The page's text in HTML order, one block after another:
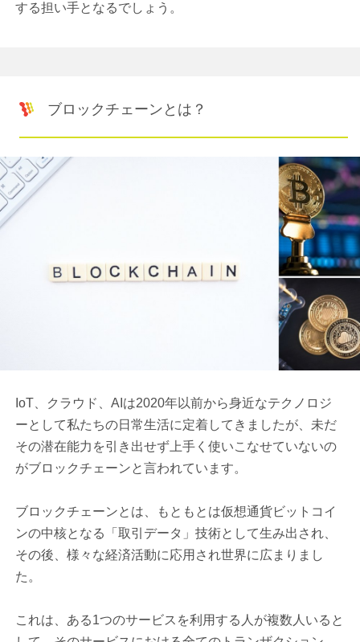
する担い手となるでしょう。
ブロックチェーンとは？
IoT、クラウド、AIは2020年以前から身近なテクノロジ
ーとして私たちの日常生活に定着してきましたが、未だ
その潜在能力を引き出せず上手く使いこなせていないの
がブロックチェーンと言われています。
ブロックチェーンとは、もともとは仮想通貨ビットコイ
ンの中核となる「取引データ」技術として生み出され、
その後、様々な経済活動に応用され世界に広まりまし
た。
これは、ある1つのサービスを利用する人が複数人いると